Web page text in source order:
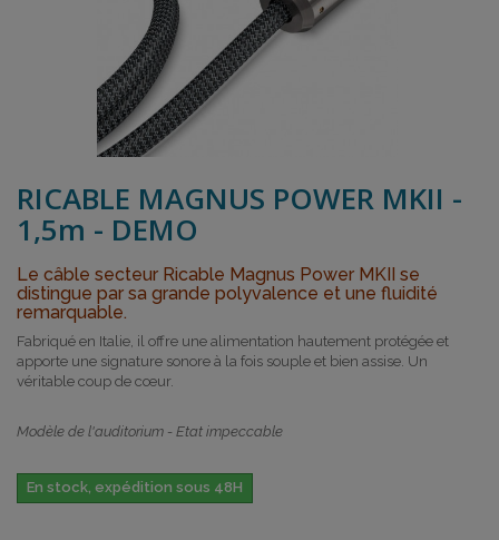
RICABLE MAGNUS POWER MKII -
1,5m - DEMO
Le câble secteur Ricable Magnus Power MKII se
distingue par sa grande polyvalence et une fluidité
remarquable.
Fabriqué en Italie, il offre une alimentation hautement protégée et
apporte une signature sonore à la fois souple et bien assise. Un
véritable coup de cœur.
Modèle de l'auditorium - Etat impeccable
En stock, expédition sous 48H